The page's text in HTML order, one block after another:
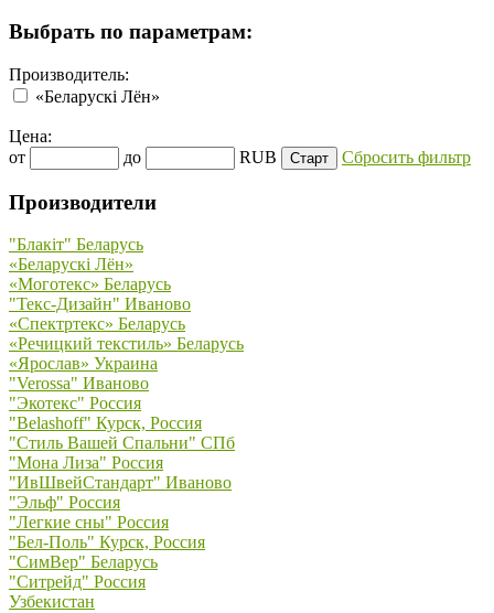
Выбрать по параметрам:
Производитель:
«Беларускi Лён»
Цена:
от
до RUB Сбросить фильтр
Производители
"Блакiт" Беларусь
«Беларускi Лён»
«Моготекс» Беларусь
"Текс-Дизайн" Иваново
«Спектртекс» Беларусь
«Речицкий текстиль» Беларусь
«Ярослав» Украина
"Verossa" Иваново
"Экотекс" Россия
"Belashoff" Курск, Россия
"Стиль Вашей Спальни" СПб
"Мона Лиза" Россия
"ИвШвейСтандарт" Иваново
"Эльф" Россия
"Легкие сны" Россия
"Бел-Поль" Курск, Россия
"СимВер" Беларусь
"Ситрейд" Россия
Узбекистан